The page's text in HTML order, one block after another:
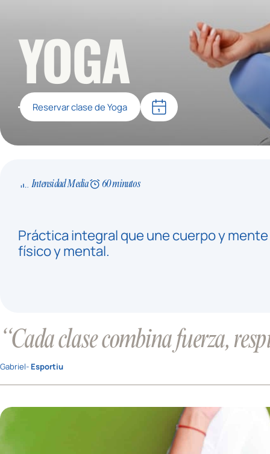
YOGA
Reservar clase de Yoga
Intensidad Media 60 minutos
Práctica integral que une cuerpo y
físico y mental.
“Cada clase combina fuerza,
Gabriel- Esportiu